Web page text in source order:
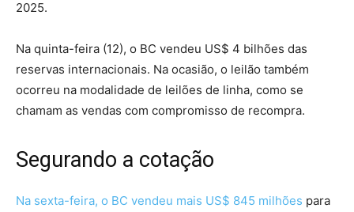
2025.
Na quinta-feira (12), o BC vendeu US$ 4 bilhões das
reservas internacionais. Na ocasião, o leilão também
ocorreu na modalidade de leilões de linha, como se
chamam as vendas com compromisso de recompra.
Segurando a cotação
Na sexta-feira, o BC vendeu mais US$ 845 milhões para